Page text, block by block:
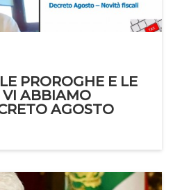
PROROGHE E LE
ABBIAMO
AGOSTO